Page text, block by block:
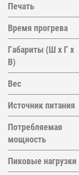
Печать
Время прогрева
Габариты (Ш x Г x
В)
Вес
Источник питания
Потребляемая
мощность
Пиковые нагрузки